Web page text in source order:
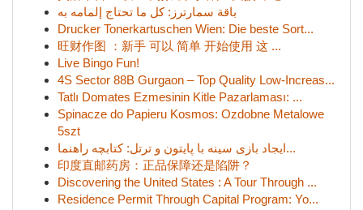
باقة سمارترز: كل ما تحتاج إلمامه به
Drucker Tonerkartuschen Wien: Die beste Sort...
旺财作图 ：新手 可以 简单 开始使用 这 ...
Live Bingo Fun!
4S Sector 88B Gurgaon – Top Quality Low-Increas...
Tatlı Domates Ezmesinin Kitle Pazarlaması: ...
Spinacze do Papieru Kosmos: Ozdobne Metalowe
5szt
ایجاد بازی سینه با پایتون و ترتل: کتابچه راهنما...
印度直邮药房：正品保障还是陷阱？
Discovering the United States : A Tour Through ...
Residence Permit Through Capital Program: Yo...